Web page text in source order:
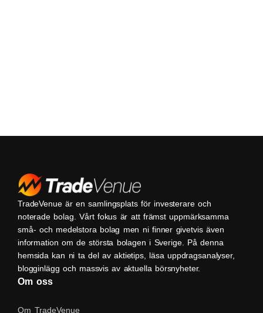
TradeVenue är en samlingsplats för investerare och
noterade bolag. Vårt fokus är att främst uppmärksamma
små- och medelstora bolag men ni finner givetvis även
information om de största bolagen i Sverige. På denna
hemsida kan ni ta del av aktietips, läsa uppdragsanalyser,
blogginlägg och massvis av aktuella börsnyheter.
Om oss
Om TradeVenue